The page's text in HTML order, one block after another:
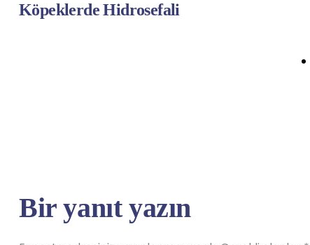
Köpeklerde Hidrosefali
Bir yanıt yazın